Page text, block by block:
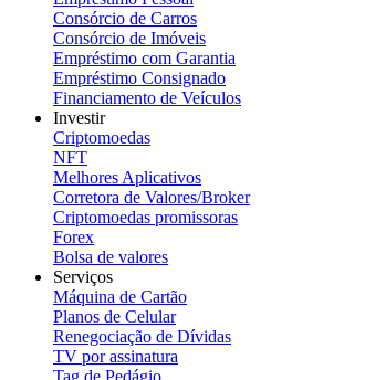
Consórcio de Carros
Consórcio de Imóveis
Empréstimo com Garantia
Empréstimo Consignado
Financiamento de Veículos
Investir
Criptomoedas
NFT
Melhores Aplicativos
Corretora de Valores/Broker
Criptomoedas promissoras
Forex
Bolsa de valores
Serviços
Máquina de Cartão
Planos de Celular
Renegociação de Dívidas
TV por assinatura
Tag de Pedágio